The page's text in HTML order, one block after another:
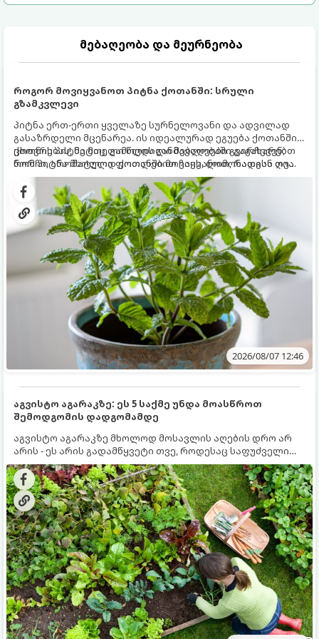
მებაღეობა და მეურნეობა
როგორ მოვიყვანოთ პიტნა ქოთანში: სრული
გზამკვლევი
პიტნა ერთ-ერთი ყველაზე სურნელოვანი და ადვილად
გასაზრდელი მცენარეა. ის იდეალურად ეგუება ქოთანში
ცხოვრებას, მეტიც, გამოცდილი მებაღეები გვირჩევენ,
რომ პიტნა მხოლოდ ქოთანში მოვიყვანოთ, რადგან ღია
გრუნტში (ბაღში) დარგვისას ის ფესვებით ძალიან
სწრაფად ვრცელდება და სხვა მცენარეებს ავიწროებს.
ქოთნის პიტნა მთელი წლის განმავლობაში გაგახარებთ
ნორჩი, არომატული ფოთლებით ჩაის, ლიმონათისა თუ
კერძებისთვის.
2026/08/07 12:46
აგვისტო აგარაკზე: ეს 5 საქმე უნდა მოასწროთ
შემოდგომის დადგომამდე
აგვისტო აგარაკზე მხოლოდ მოსავლის აღების დრო არ
არის - ეს არის გადამწყვეტი თვე, როდესაც საფუძველი
ეყრება მომავალი წლის მოსავალს და ბაღი მზადდება
შემოდგომა-ზამთრის სეზონისთვის. იმისათვის, რომ
ნიადაგმა ენერგია აღიდგინოს, ხოლო მცენარეებმა
ზამთარს გაუძლონ, აგვისტოს ბოლომდე 5
მნიშვნელოვანი საქმის გაკეთება უნდა მოასწროთ: